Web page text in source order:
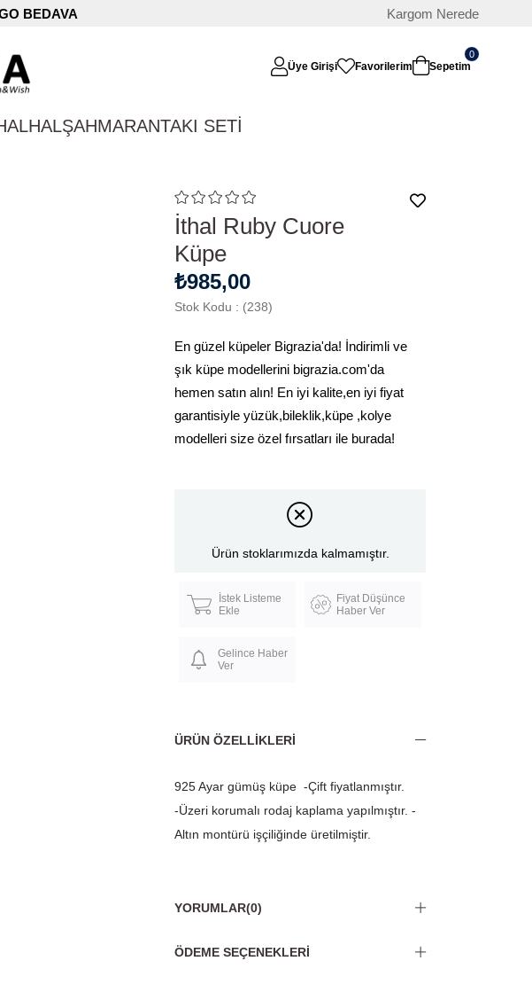
BEDAVA Kargom Nerede
Üye Girişi Favorilerim Sepetim
0
ŞAHMARANTAKI SETİ
İthal Ruby Cuore
Küpe
₺985,00
Stok Kodu (238)
En güzel küpeler Bigrazia'da! İndirimli ve
şık küpe modellerini bigrazia.com'da
hemen satın alın! En iyi kalite,en iyi fiyat
garantisiyle yüzük,bileklik,küpe ,kolye
modelleri size özel fırsatları ile burada!
Ürün stoklarımızda kalmamıştır.
İstek Listeme
Ekle
Fiyat Düşünce
Haber Ver
Gelince Haber
Ver
ÜRÜN ÖZELLIKLERI
925 Ayar gümüş küpe -Çift fiyatlanmıştır.
-Üzeri korumalı rodaj kaplama yapılmıştır. -
Altın montürü işçiliğinde üretilmiştir.
YORUMLAR(0)
ÖDEME SEÇENEKLERI